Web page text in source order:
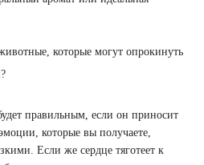
которые могут опрокинуть
правильным, если он приносит
которые вы получаете,
Если же сердце тяготеет к